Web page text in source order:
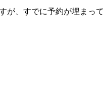
が、すでに予約が埋まっ